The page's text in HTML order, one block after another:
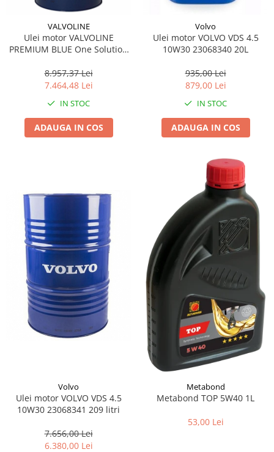
VALVOLINE
Ulei motor VALVOLINE
PREMIUM BLUE One Solution
8.957,37 Lei
7.464,48 Lei
IN STOC
ADAUGA IN COS
Volvo
Ulei motor VOLVO VDS 4.5
10W30 23068340 20L
935,00 Lei
879,00 Lei
IN STOC
ADAUGA IN COS
Volvo
Ulei motor VOLVO VDS 4.5
10W30 23068341 209 litri
7.656,00 Lei
6.380,00 Lei
Metabond
Metabond TOP 5W40 1L
53,00 Lei